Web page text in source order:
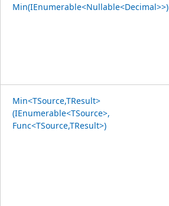
Min(IEnumerable<Nullable<Decimal>>)
Min<TSource,TResult>
(IEnumerable<TSource>,
Func<TSource,TResult>)